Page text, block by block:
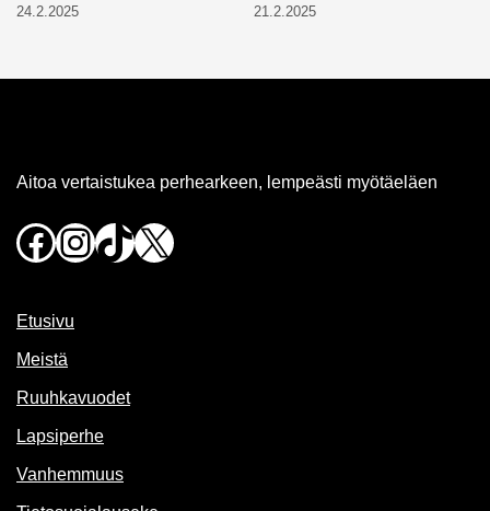
24.2.2025 21.2.2025
Aitoa vertaistukea perhearkeen, lempeästi myötäeläen
Facebook
Instagram
TikTok
X
Etusivu
Meistä
Ruuhkavuodet
Lapsiperhe
Vanhemmuus